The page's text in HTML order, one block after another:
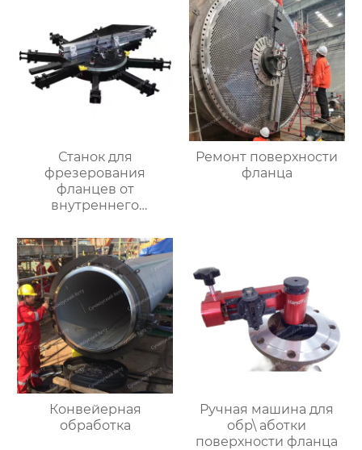
Станок для
фрезерования
фланцев от
внутреннего
Ремонт поверхности
фланца
Конвейерная
обработка
Ручная машина для
обр\ аботки
поверхности фланца